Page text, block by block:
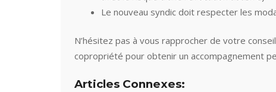
Le nouveau syndic doit respecter les
N’hésitez pas à vous rapprocher de votre
copropriété pour obtenir un accompagnement
Articles Connexes: